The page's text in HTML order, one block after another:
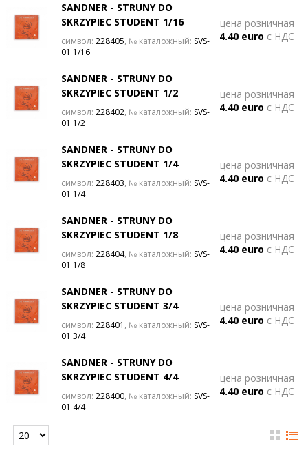
SANDNER - STRUNY DO
SKRZYPIEC STUDENT 1/16
символ: 228405, № каталожный: SVS-
01 1/16
цена розничная
4.40 euro с НДС
SANDNER - STRUNY DO
SKRZYPIEC STUDENT 1/2
символ: 228402, № каталожный: SVS-
01 1/2
цена розничная
4.40 euro с НДС
SANDNER - STRUNY DO
SKRZYPIEC STUDENT 1/4
символ: 228403, № каталожный: SVS-
01 1/4
цена розничная
4.40 euro с НДС
SANDNER - STRUNY DO
SKRZYPIEC STUDENT 1/8
символ: 228404, № каталожный: SVS-
01 1/8
цена розничная
4.40 euro с НДС
SANDNER - STRUNY DO
SKRZYPIEC STUDENT 3/4
символ: 228401 , № каталожный: SVS-
01 3/4
цена розничная
4.40 euro с НДС
SANDNER - STRUNY DO
SKRZYPIEC STUDENT 4/4
символ: 228400, № каталожный: SVS-
01 4/4
цена розничная
4.40 euro с НДС